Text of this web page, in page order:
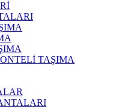
TAŞIMA